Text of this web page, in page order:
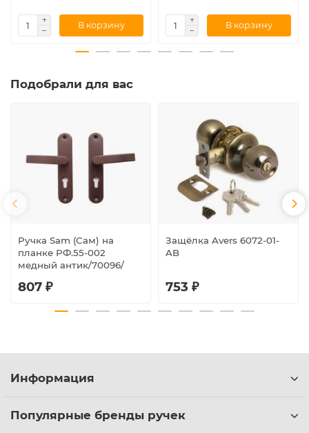
В корзину В корзину
Подобрали для вас
Ручка Sam (Сам) на
планке РФ.55-002
медный антик/70096/
807 ₽
Защёлка Avers 6072-01-
AB
753 ₽
Информация
Популярные бренды ручек